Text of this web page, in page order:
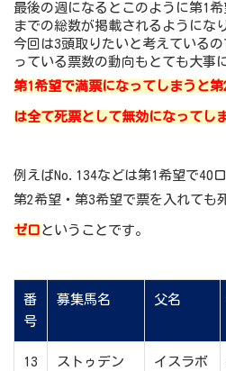
最後の週になるとこのように第1
までの総数が掲載されるようにな
今回は3頭取りたいと考えている
っている票数の動向もとても大事
第1希望で満票になってしまうと
は全て死票として無効になってし
例えばNo.134などは第1希望で40
第2希望・第3希望で票を入れても
ゼロ ということです。
番
号
募集馬名 父名
13
ストゥデン
イスラボ